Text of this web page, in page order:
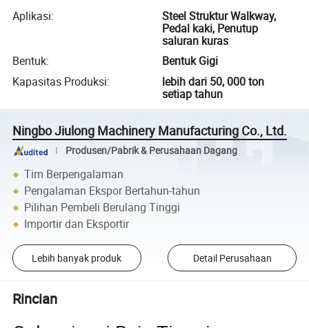
Aplikasi:
Steel Struktur Walkway,
Pedal kaki, Penutup
saluran kuras
Bentuk:
Bentuk Gigi
Kapasitas Produksi:
lebih dari 50, 000 ton
setiap tahun
Ningbo Jiulong Machinery Manufacturing Co., Ltd.
Produsen/Pabrik & Perusahaan Dagang
Tim Berpengalaman
Pengalaman Ekspor Bertahun-tahun
Pilihan Pembeli Berulang Tinggi
Importir dan Eksportir
Lebih banyak produk Detail Perusahaan
Rincian